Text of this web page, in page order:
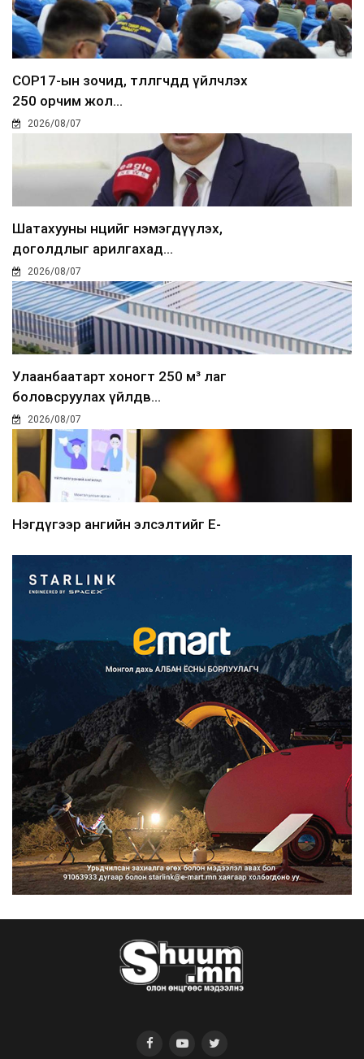
COP17-ын зочид, төлөөлөгчдөд үйлчлэх
250 орчим жол...
2026/08/07
Шатахууны нөөцийг нэмэгдүүлэх,
доголдлыг арилгахад...
2026/08/07
Улаанбаатарт хоногт 250 м³ лаг
боловсруулах үйлдв...
2026/08/07
Нэгдүгээр ангийн элсэлтийг E-
Францад иргэд рүү зөвшөөрөлгүй
сурталчилгааны дууд...
2026/08/07
Нийтийн тээврийн Ч:19А чиглэлийн
замналд түр хугац...
2026/08/07
Автомашины улсын дугаар сондгой
тоогоор төгссөн бо...